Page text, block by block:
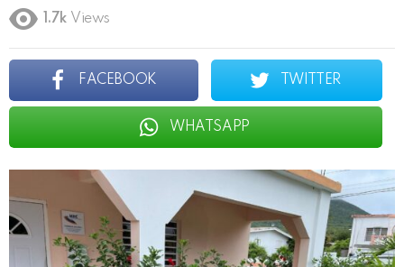
1.7k Views
FACEBOOK TWITTER
WHATSAPP